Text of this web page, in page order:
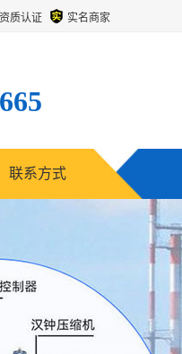
资质认证 实名商家
联系方式